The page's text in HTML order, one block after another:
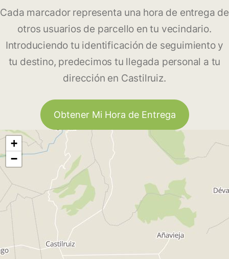
Cada marcador representa una hora de entrega de
otros usuarios de parcello en tu vecindario.
Introduciendo tu identificación de seguimiento y
tu destino, predecimos tu llegada personal a tu
dirección en Castilruiz.
Obtener Mi Hora de Entrega
+
−